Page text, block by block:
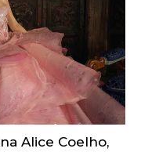
Alice Coelho,